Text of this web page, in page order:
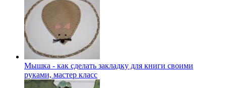
Мышка - как сделать закладку для книги своими
руками, мастер класс